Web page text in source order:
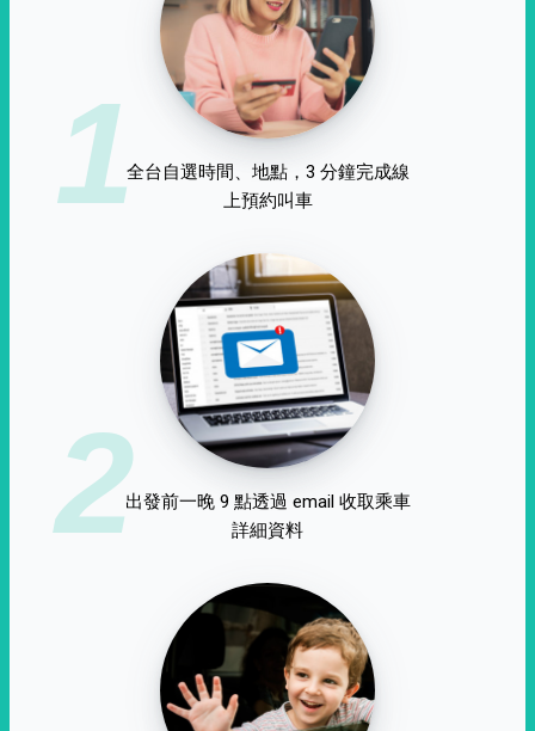
1全台自選時間、地點，3 分鐘完成線
上預約叫車
2出發前一晚 9 點透過 email 收取乘車
詳細資料